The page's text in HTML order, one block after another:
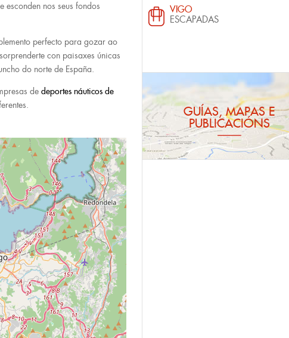
esconden nos seus fondos
perfecto para gozar ao
con paisaxes únicas
do norte de España.
de deportes náuticos de
VIGO
ESCAPADAS
GUÍAS, MAPAS E
PUBLICACIÓNS